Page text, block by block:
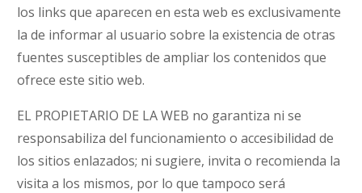
los links que aparecen en esta web es exclusivamente
la de informar al usuario sobre la existencia de otras
fuentes susceptibles de ampliar los contenidos que
ofrece este sitio web.
EL PROPIETARIO DE LA WEB no garantiza ni se
responsabiliza del funcionamiento o accesibilidad de
los sitios enlazados; ni sugiere, invita o recomienda la
visita a los mismos, por lo que tampoco será